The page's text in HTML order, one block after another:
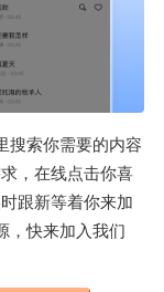
搜索你需要的内容
，在线点击你喜
跟新等着你来加
，快来加入我们